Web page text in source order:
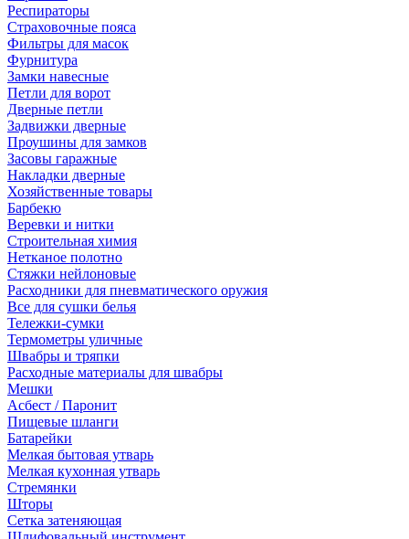
Респираторы
Страховочные пояса
Фильтры для масок
Фурнитура
Замки навесные
Петли для ворот
Дверные петли
Задвижки дверные
Проушины для замков
Засовы гаражные
Накладки дверные
Хозяйственные товары
Барбекю
Веревки и нитки
Строительная химия
Нетканое полотно
Стяжки нейлоновые
Расходники для пневматического оружия
Все для сушки белья
Тележки-сумки
Термометры уличные
Швабры и тряпки
Расходные материалы для швабры
Мешки
Асбест / Паронит
Пищевые шланги
Батарейки
Мелкая бытовая утварь
Мелкая кухонная утварь
Стремянки
Шторы
Сетка затеняющая